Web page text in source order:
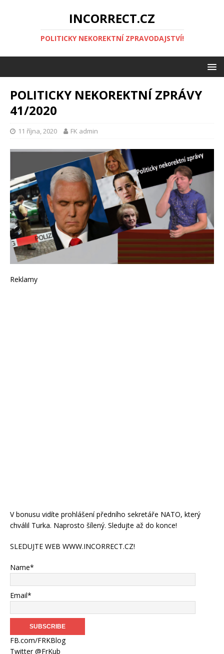
INCORRECT.CZ
POLITICKY NEKOREKTNÍ ZPRAVODAJSTVÍ!
POLITICKY NEKOREKTNÍ ZPRÁVY
41/2020
11 října, 2020 FK admin
Reklamy
V bonusu vidíte prohlášení předního sekretáře NATO, který
chválil Turka. Naprosto šílený. Sledujte až do konce!
SLEDUJTE WEB WWW.INCORRECT.CZ!
Name*
Email*
FB.com/FRKBlog
Twitter @FrKub